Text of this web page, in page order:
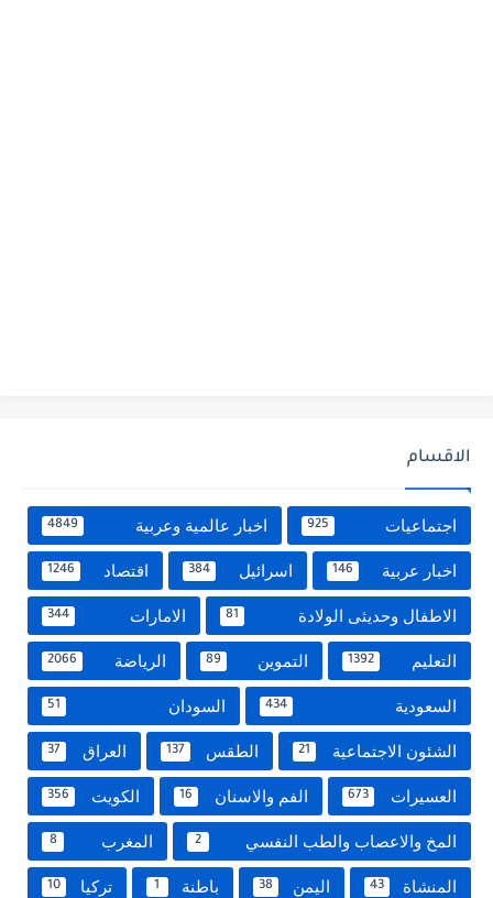
الاقسام
اجتماعيات 925 اخبار عالمية وعربية 4849
اخبار عربية 146 اسرائيل 384 اقتصاد 1246
الاطفال وحديثى الولادة 81 الامارات 344
التعليم 1392 التموين 89 الرياضة 2066
السعودية 434 السودان 51
الشئون الاجتماعية 21 الطقس 137 العراق 37
العسيرات 673 الفم والاسنان 16 الكويت 356
المخ والاعصاب والطب النفسي 2 المغرب 8
المنشاة 43 اليمن 38 باطنة 1 تركيا 10